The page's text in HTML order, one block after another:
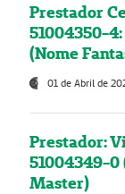
Prestador
51004350-
(Nome
01 de Abril de
Prestador:
51004349-0
Master)